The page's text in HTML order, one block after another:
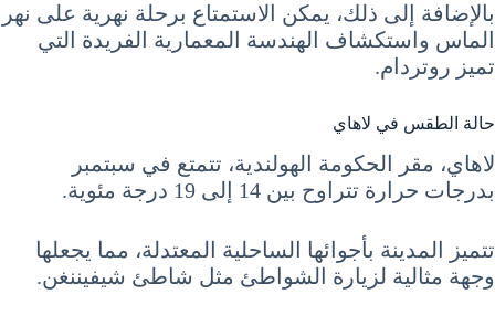
بالإضافة إلى ذلك، يمكن الاستمتاع برحلة نهرية على نهر
الماس واستكشاف الهندسة المعمارية الفريدة التي
تميز روتردام.
حالة الطقس في لاهاي
لاهاي، مقر الحكومة الهولندية، تتمتع في سبتمبر
بدرجات حرارة تتراوح بين 14 إلى 19 درجة مئوية.
تتميز المدينة بأجوائها الساحلية المعتدلة، مما يجعلها
وجهة مثالية لزيارة الشواطئ مثل شاطئ شيفيننغن.